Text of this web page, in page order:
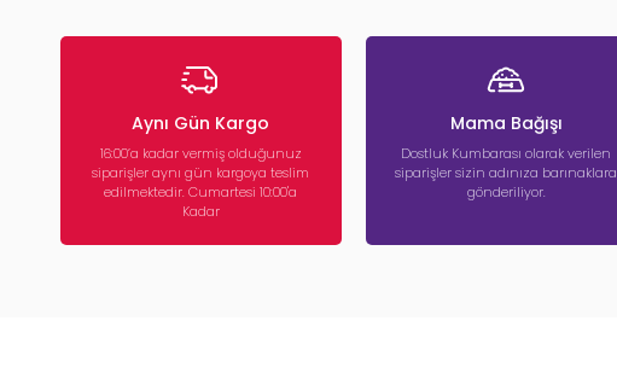
Aynı Gün Kargo
16:00’a kadar vermiş olduğunuz
siparişler aynı gün kargoya teslim
edilmektedir. Cumartesi 10:00'a
Kadar
Mama Bağışı
Dostluk Kumbarası olarak verilen
siparişler sizin adınıza barınaklara
gönderiliyor.